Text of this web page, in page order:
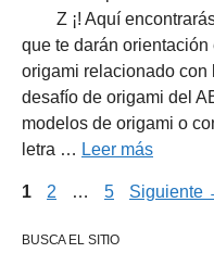
Z ¡! Aquí
que te darán
origami relacionado con
desafío de origami del
modelos de origami o
letra … Leer más
Página
1 Página
2 … Página
5 Siguiente
BUSCA EL SITIO